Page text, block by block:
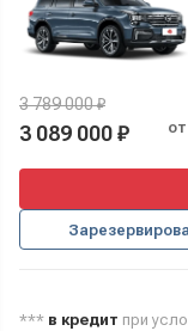
3 789 000 ₽
3 089 000 ₽
*** в кредит при